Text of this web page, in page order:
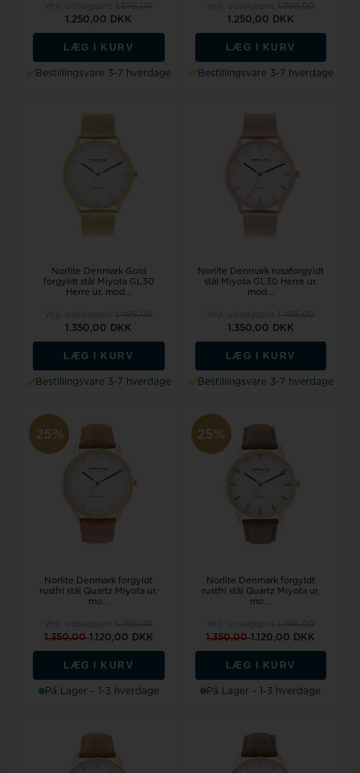
1.250,00 DKK
LÆG I KURV
Bestillingsvare 3-7 hverdage
1.250,00 DKK
LÆG I KURV
Bestillingsvare 3-7 hverdage
Norlite Denmark Gold
forgyldt stål Miyota GL30
Herre ur, mod...
1.350,00 DKK
LÆG I KURV
Bestillingsvare 3-7 hverdage
Norlite Denmark rosaforgyldt
stål Miyota GL30 Herre ur,
mod...
1.350,00 DKK
LÆG I KURV
Bestillingsvare 3-7 hverdage
25%
Norlite Denmark forgyldt
rustfri stål Quartz Miyota ur,
mo...
1.350,001.120,00 DKK
LÆG I KURV
På Lager - 1-3 hverdage
25%
Norlite Denmark forgyldt
rustfri stål Quartz Miyota ur,
mo...
1.350,001.120,00 DKK
LÆG I KURV
På Lager - 1-3 hverdage